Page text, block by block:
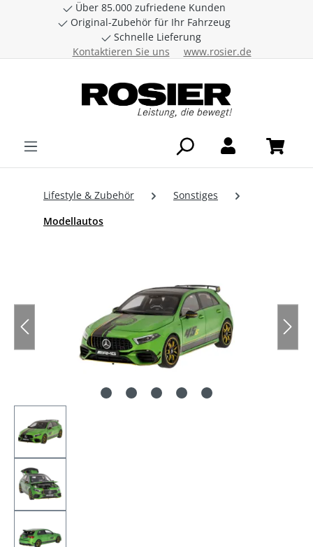
Zum Hauptinhalt springen
Über 85.000 zufriedene Kunden
Original-Zubehör für Ihr Fahrzeug
Schnelle Lieferung
Kontaktieren Sie uns
www.rosier.de
Lifestyle & Zubehör
Sonstiges
Modellautos